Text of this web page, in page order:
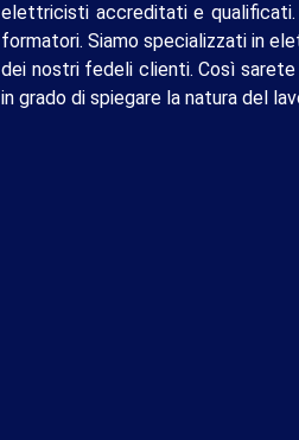
elettricisti accreditati e
formatori. Siamo specializzati in
dei nostri fedeli clienti. Così
in grado di spiegare la natura del